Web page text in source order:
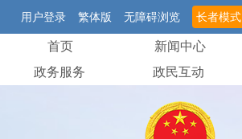
用户登录 繁体版 无障碍浏览 长者模式
首页 新闻中心
政务服务
政民互动